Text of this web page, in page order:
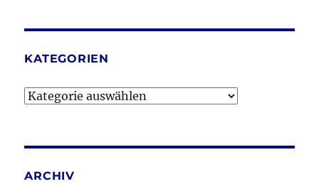
KATEGORIEN
Kategorien
ARCHIV